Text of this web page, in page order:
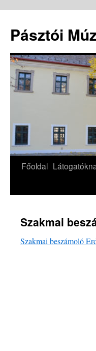
Pásztói
Kilépés
Főoldal
Szakmai
Szakmai beszámoló